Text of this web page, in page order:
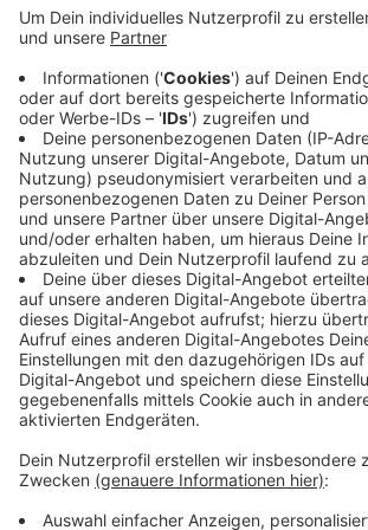
Dazu stellen verschiedene
Ennepe-Ruhr-Kreis ihre Angebote rund
vor. Mit dabei sind die
Caritas, die Verbraucherzentrale Witten
Mitarbeitenden der Stadt Ennepetal
Bereichen Klima, Umwelt und
Frühstück startet um 10 Uhr im
Kostenbeitrag beträgt 5 Euro.
Anzeige
Anzeige